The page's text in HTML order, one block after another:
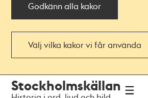
Godkänn alla kakor
Välj vilka kakor vi får använda
navigationen
huvudinnehållet
Stockholmskällan